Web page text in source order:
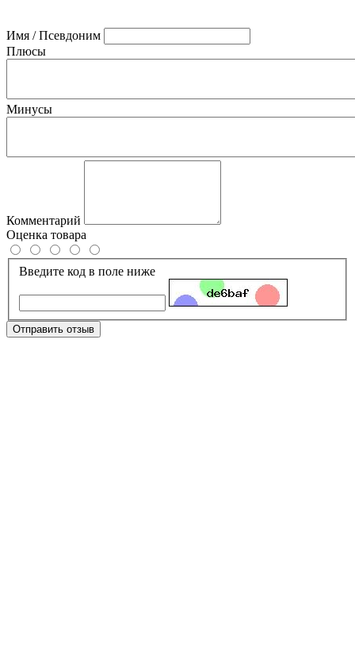
Имя / Псевдоним
Плюсы
Минусы
Комментарий
Оценка товара
Введите код в поле ниже
Отправить отзыв